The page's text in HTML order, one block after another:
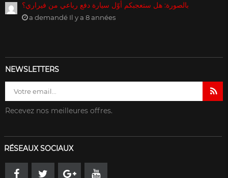
بالصورة: هل ستعجبكم أوّل سيارة دفع رباعي من فيراري؟
a demandé Il y a 8 années
NEWSLETTERS
Recevez nos meilleures offres.
RÉSEAUX SOCIAUX